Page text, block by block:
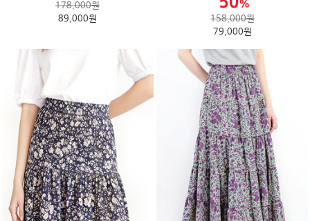
178,000원
89,000원
158,000원
79,000원